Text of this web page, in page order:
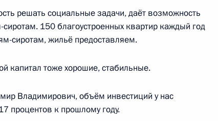
Кремль
4
Муратом Кумпиловым
Кремль
решать социальные задачи, даёт возможность
150 благоустроенных квартир каждый год
сиротам, жильё предоставляем.
капитал тоже хорошие, стабильные.
Владимирович, объём инвестиций у нас
процентов к прошлому году.